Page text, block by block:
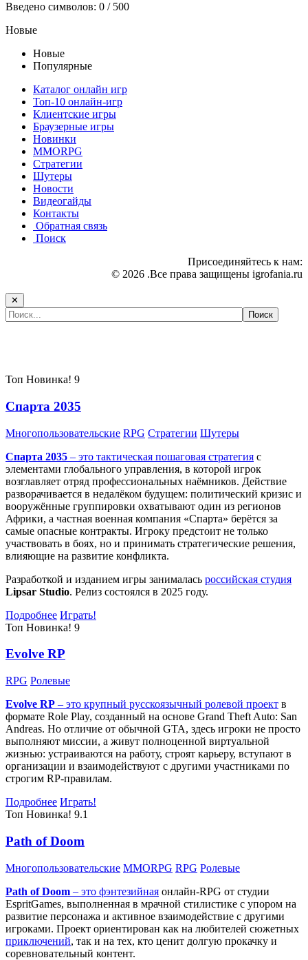
Введено символов: 0 / 500
Новые
Новые
Популярные
Каталог онлайн игр
Топ-10 онлайн-игр
Клиентские игры
Браузерные игры
Новинки
MMORPG
Стратегии
Шутеры
Новости
Видеогайды
Контакты
Обратная связь
Поиск
Присоединяйтесь к нам:
© 2026 .Все права защищены igrofania.ru
✕
Топ Новинка! 9
Спарта 2035
Многопользовательские RPG Стратегии Шутеры
Спарта 2035 – это тактическая пошаговая стратегия с
элементами глобального управления, в которой игрок
возглавляет отряд профессиональных наёмников. Действие
разворачивается в недалёком будущем: политический кризис и
вооружённые группировки охватывают один из регионов
Африки, а частная военная компания «Спарта» берётся за
самые опасные контракты. Игроку предстоит не только
участвовать в боях, но и принимать стратегические решения,
влияющие на развитие конфликта.
Разработкой и изданием игры занималась российская студия
Lipsar Studio. Релиз состоялся в 2025 году.
Подробнее Играть!
Топ Новинка! 9
Evolve RP
RPG Ролевые
Evolve RP – это крупный русскоязычный ролевой проект в
формате Role Play, созданный на основе Grand Theft Auto: San
Andreas. Но отличие от обычной GTA, здесь игроки не просто
выполняют миссии, а живут полноценной виртуальной
жизнью: устраиваются на работу, строят карьеру, вступают в
организации и взаимодействуют с другими участниками по
строгим RP-правилам.
Подробнее Играть!
Топ Новинка! 9.1
Path of Doom
Многопользовательские MMORPG RPG Ролевые
Path of Doom – это фэнтезийная онлайн-RPG от студии
EspritGames, выполненная в мрачной стилистике с упором на
развитие персонажа и активное взаимодействие с другими
игроками. Проект ориентирован как на любителей сюжетных
приключений, так и на тех, кто ценит долгую прокачку и
соревновательный контент.